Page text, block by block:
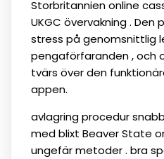
Storbritannien online
UKGC övervakning .
stress på genomsnittlig
pengaförfaranden , och
tvärs över den
appen.
avlagring procedur
med blixt Beaver State
ungefär metoder . bra